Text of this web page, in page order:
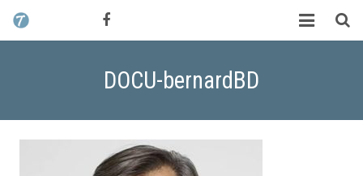
WORK
DOCU-bernardBD